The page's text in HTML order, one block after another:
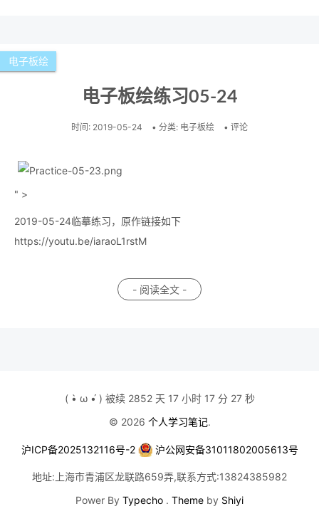
电子板绘
电子板绘练习05-24
时间: 2019-05-24 • 分类: 电子板绘 • 评论
" >
2019-05-24临摹练习，原作链接如下
https://youtu.be/iaraoL1rstM
- 阅读全文 -
( •̀ ω •́ ) 被续 2852 天 17 小时 17 分 27 秒
© 2026 个人学习笔记.
沪ICP备2025132116号-2 沪公网安备31011802005613号
地址:上海市青浦区龙联路659弄,联系方式:13824385982
Power By Typecho . Theme by Shiyi